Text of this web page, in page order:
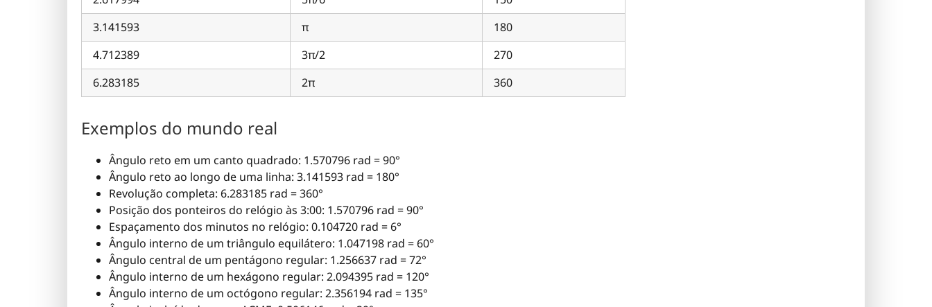
3.141593
π
180
4.712389
3π/2
270
6.283185
2π 360
Exemplos do mundo real
Ângulo reto em um canto quadrado: 1.570796 rad = 90°
Ângulo reto ao longo de uma linha: 3.141593 rad = 180°
Revolução completa: 6.283185 rad = 360°
Posição dos ponteiros do relógio às 3:00: 1.570796 rad = 90°
Espaçamento dos minutos no relógio: 0.104720 rad = 6°
Ângulo interno de um triângulo equilátero: 1.047198 rad = 60°
Ângulo central de um pentágono regular: 1.256637 rad = 72°
Ângulo interno de um hexágono regular: 2.094395 rad = 120°
Ângulo interno de um octógono regular: 2.356194 rad = 135°